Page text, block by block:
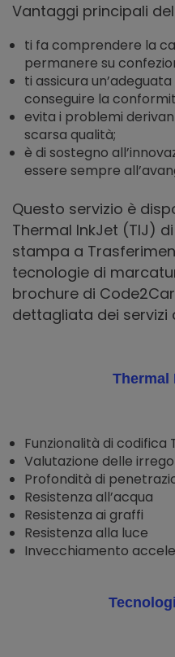
Vantaggi principali
ti fa comprendere la
permanere su
ti assicura
conseguire la
evita i problemi
scarsa qualità;
è di sostegno
essere sempre
Questo servizio è
Thermal InkJet (TIJ)
stampa a
tecnologie di
brochure di
dettagliata dei servizi
Thermal
Funzionalità di codifica
Valutazione delle
Profondità di
Resistenza all’acqua
Resistenza ai graffi
Resistenza alla luce
Invecchiamento